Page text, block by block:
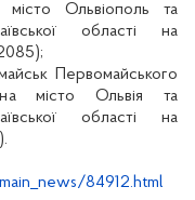
місто Ольвіополь та
області на
Первомайського
на місто Ольвія та
області на
84912.html